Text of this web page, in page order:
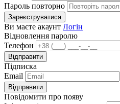
Пароль повторно
Зареєструватися
Ви маєте акаунт Логін
Відновлення паролю
Телефон
Відправити
Підписка
Email
Відправити
Повідомити про появу